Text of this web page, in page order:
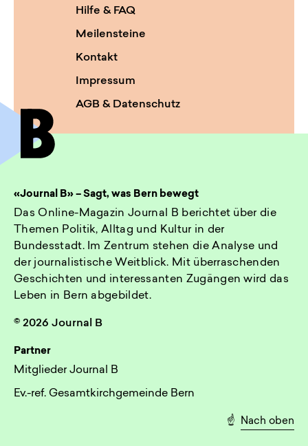
Hilfe & FAQ
Meilensteine
Kontakt
Impressum
AGB & Datenschutz
«Journal B» – Sagt, was Bern bewegt
Das Online-Magazin Journal B berichtet über die
Themen Politik, Alltag und Kultur in der
Bundesstadt. Im Zentrum stehen die Analyse und
der journalistische Weitblick. Mit überraschenden
Geschichten und interessanten Zugängen wird das
Leben in Bern abgebildet.
© 2026 Journal B
Partner
Mitglieder Journal B
Ev.-ref. Gesamtkirchgemeinde Bern
☝️ Nach oben